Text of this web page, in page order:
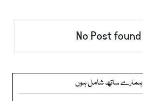
No Post found
ہمارے ساتھ شامل ہوں